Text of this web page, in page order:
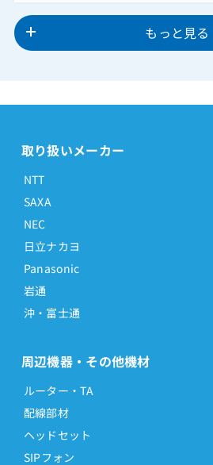
もっと見る
取り扱いメーカー
NTT
SAXA
NEC
日立ナカヨ
Panasonic
岩通
沖・富士通
周辺機器・その他機材
ルーター・TA
配線部材
ヘッドセット
SIPフォン